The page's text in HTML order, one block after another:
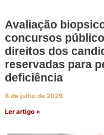
Avaliação
concursos
direitos dos
reservadas para
deficiência
8 de julho de 2026
Ler artigo »